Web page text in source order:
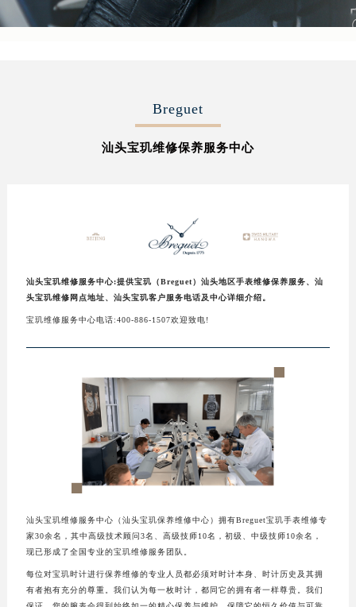
Breguet
汕头宝玑维修保养服务中心
汕头宝玑维修服务中心:提供宝玑（Breguet）汕头地区手表维修保养服务、汕
头宝玑维修网点地址、汕头宝玑客户服务电话及中心详细介绍。
宝玑维修服务中心电话:400-886-1507欢迎致电!
汕头宝玑维修服务中心（汕头宝玑保养维修中心）拥有Breguet宝玑手表维修专
家30余名，其中高级技术顾问3名、高级技师10名，初级、中级技师10余名，
现已形成了全国专业的宝玑维修服务团队。
每位对宝玑时计进行保养维修的专业人员都必须对时计本身、时计历史及其拥
有者抱有充分的尊重。我们认为每一枚时计，都同它的拥有者一样尊贵。我们